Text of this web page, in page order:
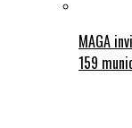
MAGA
159